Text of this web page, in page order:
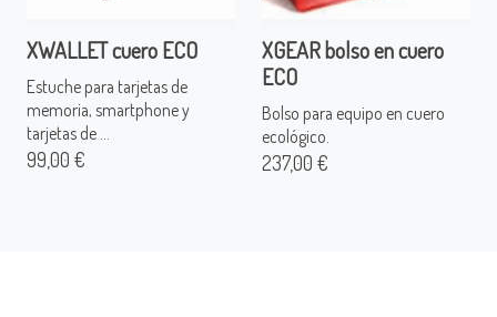
XWALLET cuero ECO
Estuche para tarjetas de
memoria, smartphone y
tarjetas de ...
99,00 €
XGEAR bolso en cuero
ECO
Bolso para equipo en cuero
ecológico.
237,00 €